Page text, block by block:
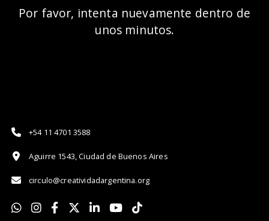
Por favor, intenta nuevamente dentro de
unos minutos.
+54 11 4701 3588
Aguirre 1543, Ciudad de Buenos Aires
circulo@creatividadargentina.org